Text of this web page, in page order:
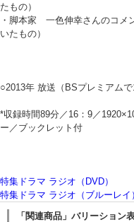
たもの）
・脚本家 一色伸幸さんのコメ
いたもの）
○2013年 放送（BSプレミアムで
*収録時間89分／16：9／
ー／ブックレット付
特集ドラマ ラジオ（DVD）
特集ドラマ ラジオ（ブルーレイ
「関連商品」バリーション